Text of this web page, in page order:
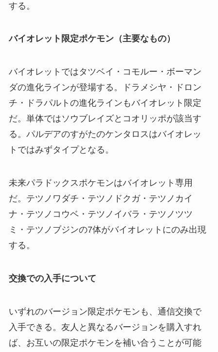
する。
バイオレット限定ポケモン（主要なもの）
バイオレットではタツベイ・コモルー・ボーマン
ダの進化ラインが登場する。ドラメシヤ・ドロン
チ・ドラパルトの進化ラインもバイオレット限定
だ。単体ではソウブレイズとコオリッポが該当す
る。パルデアのすがたのケンタロスはバイオレッ
トではみずタイプとなる。
未来パラドックスポケモンはバイオレット専用
だ。テツノワダチ・テツノドクガ・テツノカイ
ナ・テツノコウベ・テツノイバラ・テツノツツ
ミ・テツノブジンの7体がバイオレットにのみ出現
する。
交換での入手について
いずれのバージョン限定ポケモンも、通信交換で
入手できる。友人と異なるバージョンを購入すれ
ば、お互いの限定ポケモンを補い合うことが可能